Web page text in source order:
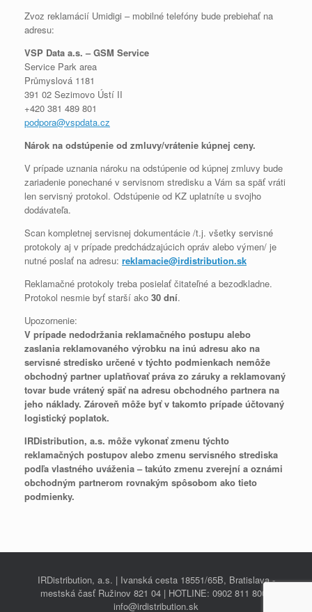
Zvoz reklamácií Umidigi – mobilné telefóny bude prebiehať na
adresu:
VSP Data a.s. – GSM Service
Service Park area
Průmyslová 1181
391 02 Sezimovo Ústí II
+420 381 489 801
podpora@vspdata.cz
Nárok na odstúpenie od zmluvy/vrátenie kúpnej ceny.
V prípade uznania nároku na odstúpenie od kúpnej zmluvy bude
zariadenie ponechané v servisnom stredisku a Vám sa späť vráti
len servisný protokol. Odstúpenie od KZ uplatníte u svojho
dodávateľa.
Scan kompletnej servisnej dokumentácie /t.j. všetky servisné
protokoly aj v prípade predchádzajúcich opráv alebo výmen/ je
nutné poslať na adresu: reklamacie@irdistribution.sk
Reklamačné protokoly treba posielať čitateľné a bezodkladne.
Protokol nesmie byť starší ako 30 dní.
Upozornenie:
V prípade nedodržania reklamačného postupu alebo
zaslania reklamovaného výrobku na inú adresu ako na
servisné stredisko určené v týchto podmienkach nemôže
obchodný partner uplatňovať práva zo záruky a reklamovaný
tovar bude vrátený späť na adresu obchodného partnera na
jeho náklady. Zároveň môže byť v takomto prípade účtovaný
logistický poplatok.
IRDistribution, a.s. môže vykonať zmenu týchto
reklamačných postupov alebo zmenu servisného strediska
podľa vlastného uváženia – takúto zmenu zverejní a oznámi
obchodným partnerom rovnakým spôsobom ako tieto
podmienky.
IRDistribution, a.s. | Ivanská cesta 18551/65B, Bratislava -
mestská časť Ružinov 821 04 | HOTLINE: 0902 811 800 |
info@irdistribution.sk